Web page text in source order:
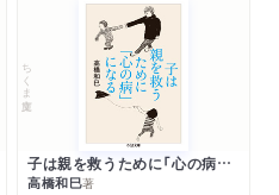
ちくま文庫
子は親を救うために「心の病」になる
高橋和巳著